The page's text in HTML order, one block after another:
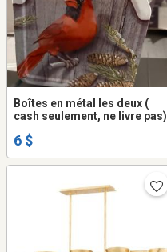
Boîtes en métal les deux (
cash seulement, ne livre pas)
6 $